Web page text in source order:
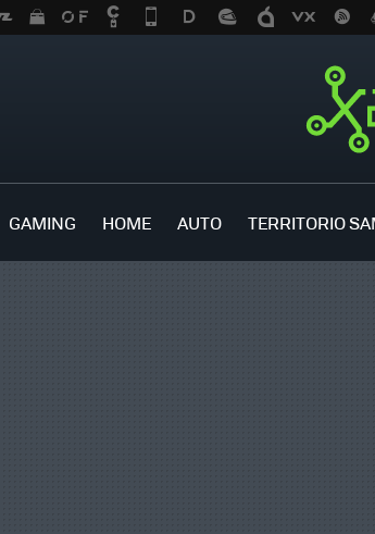
GAMING HOME AUTO TERRITORIO